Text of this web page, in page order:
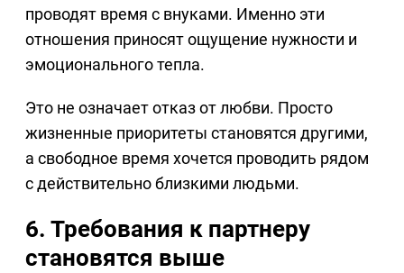
проводят время с внуками. Именно эти
отношения приносят ощущение нужности и
эмоционального тепла.
Это не означает отказ от любви. Просто
жизненные приоритеты становятся другими,
а свободное время хочется проводить рядом
с действительно близкими людьми.
6. Требования к партнеру
становятся выше